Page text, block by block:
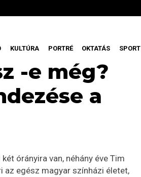
KULTÚRA PORTRÉ OKTATÁS SPORT
-e még?
a
órányira van, néhány éve Tim
egész magyar színházi életet,